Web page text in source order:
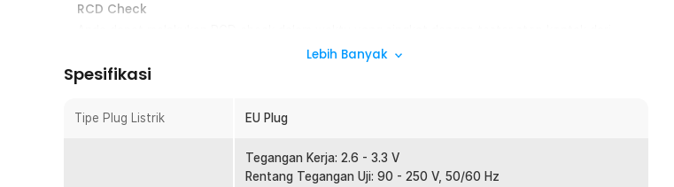
RCD Check
ANENG ini. Anda dapat mengetahui apakah perangkat kelistrikan yang tertanam di rumah Anda
bekerja dengan baik.
Tester stop kontak ini memiliki lampu dan LED indikator yang akan memberikan keterangan
ditampilkan pada layar LED saat Anda menggunakan alat ini sehingga jadi lebih aman saat
menggunakan perangkat kelistrikan di rumah.
Lebih Banyak
Spesifikasi
Tipe Plug Listrik EU Plug
Tegangan Kerja: 2.6 - 3.3 V
Rentang Tegangan Uji: 90 - 250 V, 50/60 Hz